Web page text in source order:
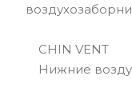
CHIN VENT
Нижние